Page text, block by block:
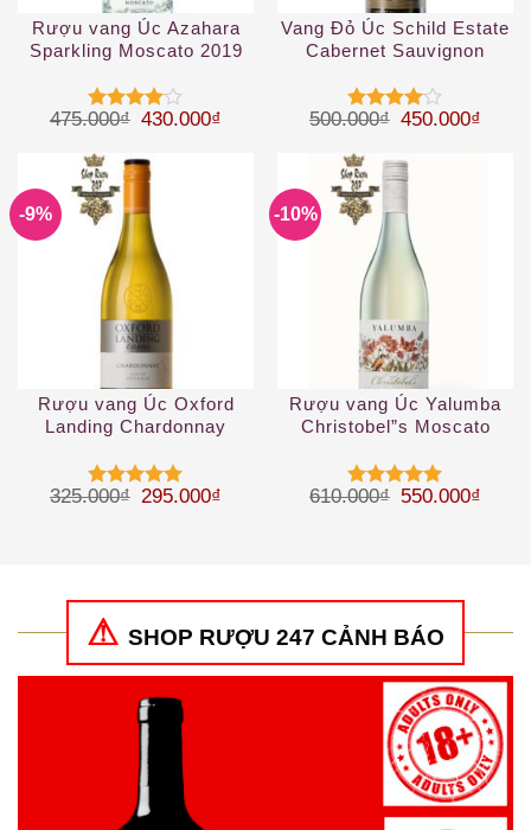
Rượu vang Úc Azahara
Sparkling Moscato 2019
Được
45 sao
475.000₫ Giá gốc là: 475.000₫.
430.000₫ Giá hiện tại là: 430.000₫.
Vang Đỏ Úc Schild Estate
Cabernet Sauvignon
Được
45 sao
500.000₫ Giá gốc là:
450.000₫
-9%
Rượu vang Úc Oxford
Landing Chardonnay
Được xếp
325.000₫ Giá gốc là: 325.000₫.
295.000₫ Giá hiện tại là: 295.000₫.
-10%
Rượu vang Úc Yalumba
Christobel”s Moscato
Được xếp
610.000₫ Giá gốc là:
550.000₫
SHOP RƯỢU 247 CẢNH BÁO